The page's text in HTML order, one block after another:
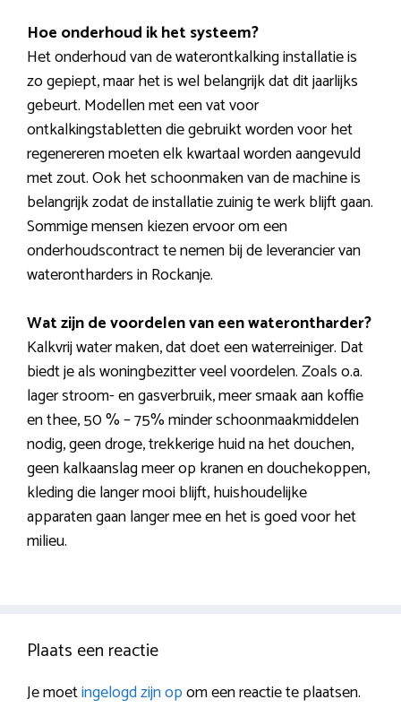
Hoe onderhoud ik het systeem?
Het onderhoud van de waterontkalking installatie is
zo gepiept, maar het is wel belangrijk dat dit jaarlijks
gebeurt. Modellen met een vat voor
ontkalkingstabletten die gebruikt worden voor het
regenereren moeten elk kwartaal worden aangevuld
met zout. Ook het schoonmaken van de machine is
belangrijk zodat de installatie zuinig te werk blijft gaan.
Sommige mensen kiezen ervoor om een
onderhoudscontract te nemen bij de leverancier van
waterontharders in Rockanje.
Wat zijn de voordelen van een waterontharder?
Kalkvrij water maken, dat doet een waterreiniger. Dat
biedt je als woningbezitter veel voordelen. Zoals o.a.
lager stroom- en gasverbruik, meer smaak aan koffie
en thee, 50 % – 75% minder schoonmaakmiddelen
nodig, geen droge, trekkerige huid na het douchen,
geen kalkaanslag meer op kranen en douchekoppen,
kleding die langer mooi blijft, huishoudelijke
apparaten gaan langer mee en het is goed voor het
milieu.
Plaats een reactie
Je moetingelogd zijn opom een reactie te plaatsen.